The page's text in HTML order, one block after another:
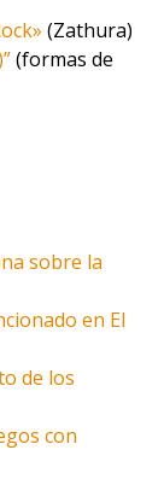
(Zathura)
(formas de
sobre la
en El
de los
con